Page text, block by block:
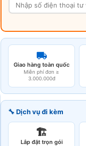
Giao hàng toàn quốc
Miễn phí đơn ≥
3.000.000đ
🔧 Dịch vụ đi kèm
🏗️
Lắp đặt trọn gói